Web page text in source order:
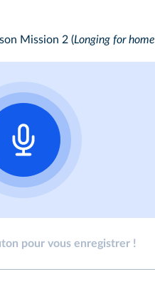
Mission 2 (Longing for home
pour vous enregistrer !